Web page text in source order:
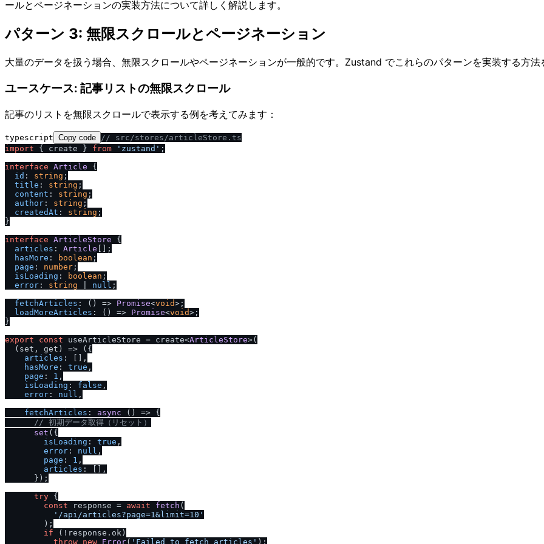
ールとページネーションの実装方法について詳しく解説します。
パターン 3: 無限スクロールとページネーション
大量のデータを扱う場合、無限スクロールやページネーションが一般的です。Zustand でこれらのパターンを実装する方法
ユースケース: 記事リストの無限スクロール
記事のリストを無限スクロールで表示する例を考えてみます：
typescript Copy code / / src /stores /articleStore.ts
import { create } from 'zustand' ;
interface Article {
id : string ;
title : string ;
content : string ;
author : string ;
createdAt : string ;
}
interface ArticleStore {
articles : Article [];
hasMore : boolean ;
page : number ;
isLoading : boolean ;
error : string null ;
fetchArticles : () => Promise<void>;
loadMoreArticles : () => Promise<void>;
}
export
const useArticleStore = create<ArticleStore>(
( set, get ) => ({
articles : [],
hasMore : true ,
page : 1 ,
isLoading : false ,
error : null ,
fetchArticles : async () => {
/ / 初期データ取得（リセット）
set ({
isLoading : true ,
error : null ,
page : 1 ,
articles : [],
      });
try {
const response = await fetch (
' /api /articles?page=1&limit=10'
        );
if (!response. ok )
throw new Error( 'Failed to fetch articles' );